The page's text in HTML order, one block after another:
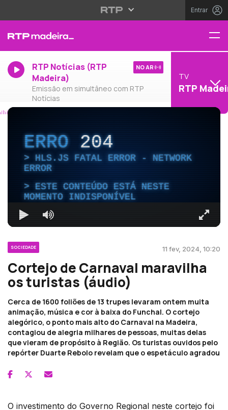
Entrar
RTP Notícias (RTP
Madeira)
Emissão em simultâneo com RTP
Notícias
NO AR
TV
RTP
ERRO204
HLS.JS FATAL ERROR - NETWORK
ERROR
ESTE CONTEÚDO ESTÁ NESTE
MOMENTO INDISPONÍVEL
SOCIEDADE 11 fev, 2024, 10:20
Cortejo de Carnaval maravilha
os turistas (áudio)
Cerca de 1600 foliões de 13 trupes levaram ontem muita
animação, música e cor à baixa do Funchal. O cortejo
alegórico, o ponto mais alto do Carnaval na Madeira,
contagiou de alegria milhares de pessoas, muitas delas
que vieram de propósito à Região. Os turistas ouvidos pelo
repórter Duarte Rebolo revelam que o espetáculo agradou
O investimento do Governo Regional neste cortejo foi